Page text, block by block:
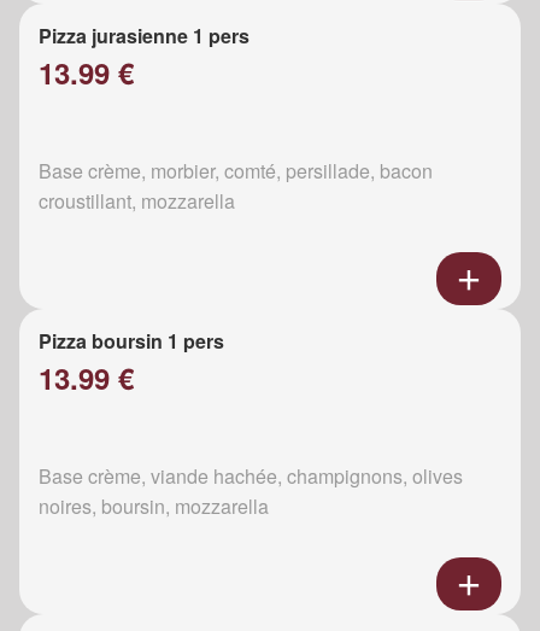
Pizza jurasienne 1 pers
13.99 €
Base crème, morbier, comté, persillade, bacon
croustillant, mozzarella
Pizza boursin 1 pers
13.99 €
Base crème, viande hachée, champignons, olives
noires, boursin, mozzarella